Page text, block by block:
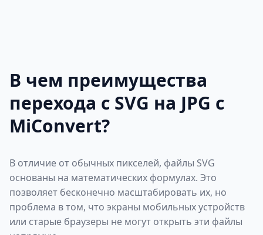
В чем преимущества
перехода с SVG на JPG с
MiConvert?
В отличие от обычных пикселей, файлы SVG
основаны на математических формулах. Это
позволяет бесконечно масштабировать их, но
проблема в том, что экраны мобильных устройств
или старые браузеры не могут открыть эти файлы